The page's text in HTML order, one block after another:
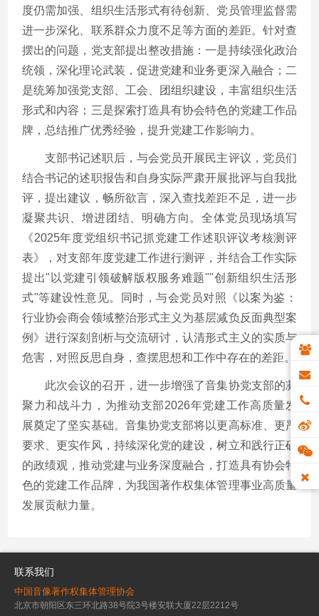
度仍需加强、组织生活形式有待创新、党员管理监督需
进一步深化、联系群众力度不足等方面的差距。针对查
摆出的问题，党支部提出整改措施：一是持续强化政治
统领，深化理论武装，促进党建和业务更深入融合；二
是统筹加强党支部、工会、团组织建设，丰富组织生活
形式和内容；三是探索打造具有协会特色的党建工作品
牌，总结推广优秀经验，提升党建工作影响力。
支部书记述职后，与会党员开展民主评议，党员们
结合书记的述职报告和自身实际严肃开展批评与自我批
评，提出建议，畅所欲言，深入查找差距不足，进一步
凝聚共识、增进团结、明确方向。全体党员现场填写
《2025年度党组织书记抓党建工作述职评议考核测评
表》，对支部年度党建工作进行测评，并结合工作实际
提出"以党建引领破解版权服务难题""创新组织生活形
式"等建设性意见。同时，与会党员对照《以案为鉴：
行业协会商会领域整治形式主义为基层减负反面典型案
例》进行深刻剖析与交流研讨，认清形式主义的实质与
危害，对照反思自身，查摆思想和工作中存在的差距。
此次会议的召开，进一步增强了音集协党支部的凝
聚力和战斗力，为推动支部2026年党建工作高质量发
展奠定了坚实基础。音集协党支部将以更高标准、更严
要求、更实作风，持续深化党的建设，树立和践行正确
的政绩观，推动党建与业务深度融合，打造具有协会特
色的党建工作品牌，为我国著作权集体管理事业高质量
发展贡献力量。
联系我们
中国音像著作权集体管理协会
北京市朝阳区东三环北路38号院3号楼安联大厦22层2212号